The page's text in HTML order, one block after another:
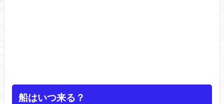
船はいつ来る？